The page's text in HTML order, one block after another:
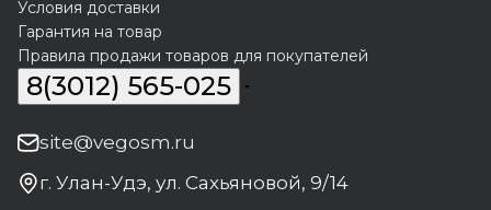
Условия доставки
Гарантия на товар
Правила продажи товаров для покупателей
8(3012) 565-025
site@vegosm.ru
г. Улан-Удэ, ул. Сахьяновой, 9/14